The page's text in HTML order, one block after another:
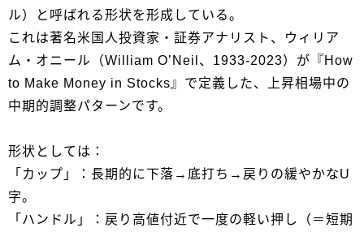
ル）と呼ばれる形状を形成している。
これは著名米国人投資家・証券アナリスト、ウィリア
ム・オニール（William O’Neil、1933-2023）が『How
to Make Money in Stocks』で定義した、上昇相場中の
中期的調整パターンです。
形状としては：
「カップ」：長期的に下落→底打ち→戻りの緩やかなU
字。
「ハンドル」：戻り高値付近で一度の軽い押し（＝短期